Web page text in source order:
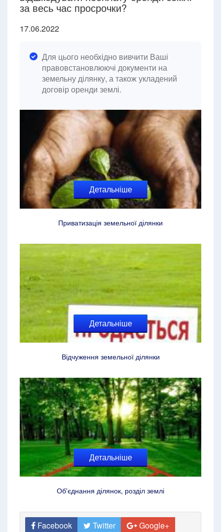
за весь час просрочки?
17.06.2022
Для цього необхідно вивчити Ваші
правовстановлюючі документи на
земельну ділянку, а також укладений
договір оренди землі.
Детальніше
Приватизація земельної ділянки
Детальніше
Відчуження земельної ділянки
Детальніше
Об'єднання ділянок, розділ землі
Facebook Twitter
Google+